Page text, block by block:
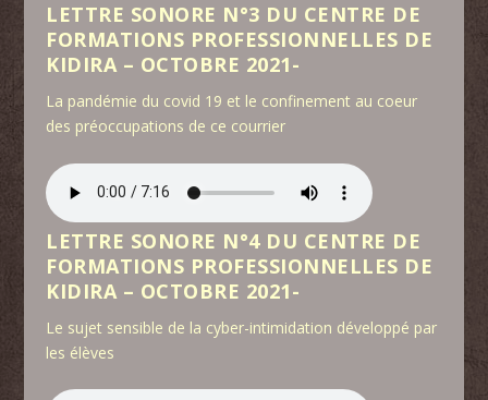
LETTRE SONORE N°3 DU CENTRE DE
FORMATIONS PROFESSIONNELLES DE
KIDIRA – OCTOBRE 2021-
La pandémie du covid 19 et le confinement au coeur
des préoccupations de ce courrier
LETTRE SONORE N°4 DU CENTRE DE
FORMATIONS PROFESSIONNELLES DE
KIDIRA – OCTOBRE 2021-
Le sujet sensible de la cyber-intimidation développé par
les élèves